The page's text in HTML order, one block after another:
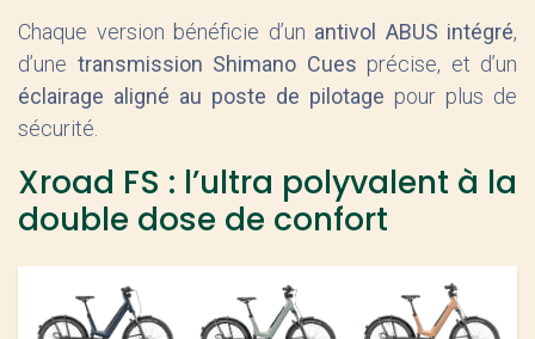
Chaque version bénéficie d’un antivol ABUS intégré,
d’une transmission Shimano Cues précise, et d’un
éclairage aligné au poste de pilotage pour plus de
sécurité.
Xroad FS : l’ultra polyvalent à la
double dose de confort